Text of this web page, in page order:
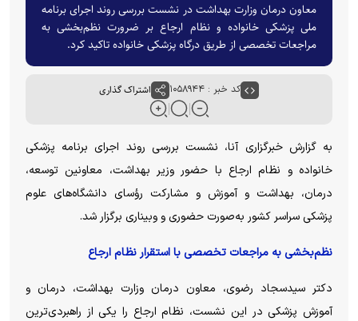
معاون درمان وزارت بهداشت در نشست بررسی روند اجرای برنامه
ملی پزشکی خانواده و نظام ارجاع بر ضرورت نظم‌بخشی به
مراجعات تخصصی از طریق درگاه پزشکی خانواده تاکید کرد.
کد خبر : ۱۰۵۸۹۴۴ اشتراک گذاری
به گزارش خبرگزاری آنا، نشست بررسی روند اجرای برنامه پزشکی
خانواده و نظام ارجاع با حضور وزیر بهداشت، معاونین توسعه،
درمان، بهداشت و آموزش و مشارکت رؤسای دانشگاه‌های علوم
پزشکی سراسر کشور به‌صورت حضوری و وبیناری برگزار شد.
نظم‌بخشی به مراجعات تخصصی با استقرار نظام ارجاع
دکتر سیدسجاد رضوی، معاون درمان وزارت بهداشت، درمان و
آموزش پزشکی در این نشست، نظام ارجاع را یکی از راهبردی‌ترین